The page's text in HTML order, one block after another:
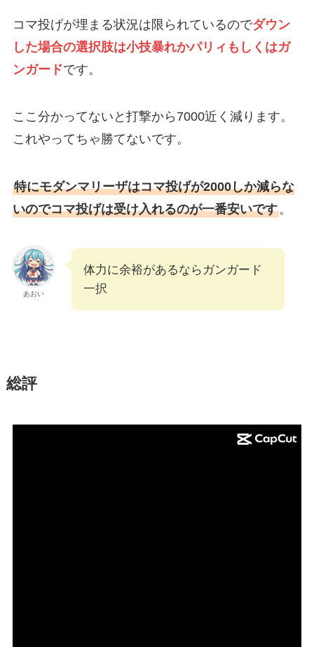
コマ投げが埋まる状況は限られているのでダウン
した場合の選択肢は小技暴れかパリィもしくはガ
ンガードです。
ここ分かってないと打撃から7000近く減ります。
これやってちゃ勝てないです。
特にモダンマリーザはコマ投げが2000しか減らな
いのでコマ投げは受け入れるのが一番安いです。
あおい
体力に余裕があるならガンガード
一択
総評